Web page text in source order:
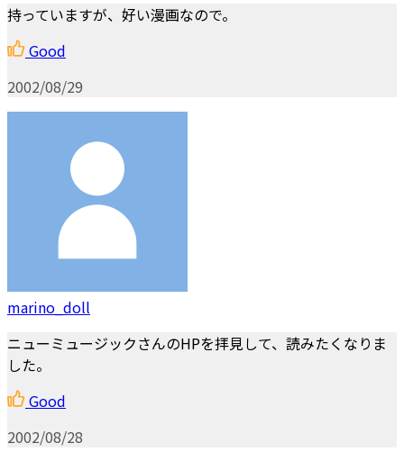
持っていますが、好い漫画なので。
Good
2002/08/29
marino_doll
ニューミュージックさんのHPを拝見して、読みたくなりま
した。
Good
2002/08/28